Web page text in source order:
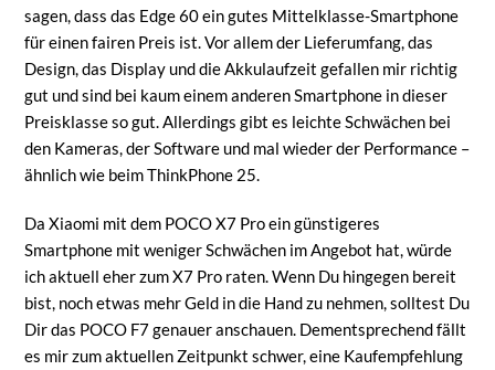
sagen, dass das Edge 60 ein gutes Mittelklasse-Smartphone
für einen fairen Preis ist. Vor allem der Lieferumfang, das
Design, das Display und die Akkulaufzeit gefallen mir richtig
gut und sind bei kaum einem anderen Smartphone in dieser
Preisklasse so gut. Allerdings gibt es leichte Schwächen bei
den Kameras, der Software und mal wieder der Performance –
ähnlich wie beim ThinkPhone 25.
Da Xiaomi mit dem POCO X7 Pro ein günstigeres
Smartphone mit weniger Schwächen im Angebot hat, würde
ich aktuell eher zum X7 Pro raten. Wenn Du hingegen bereit
bist, noch etwas mehr Geld in die Hand zu nehmen, solltest Du
Dir das POCO F7 genauer anschauen. Dementsprechend fällt
es mir zum aktuellen Zeitpunkt schwer, eine Kaufempfehlung